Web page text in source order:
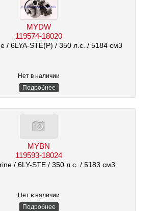
MYDW
119574-18020
/ 6LYA-STE(P) / 350 л.с. / 5184 см3
Нет в наличии
Подробнее
MYBN
119593-18024
/ 6LY-STE / 350 л.с. / 5183 см3
Нет в наличии
Подробнее